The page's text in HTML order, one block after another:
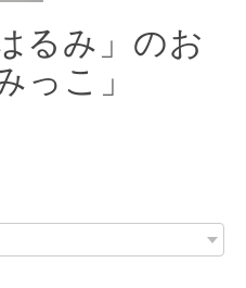
るみ」のお
っこ」